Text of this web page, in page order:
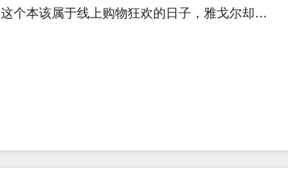
这个本该属于线上购物狂欢的日子，雅戈尔却…